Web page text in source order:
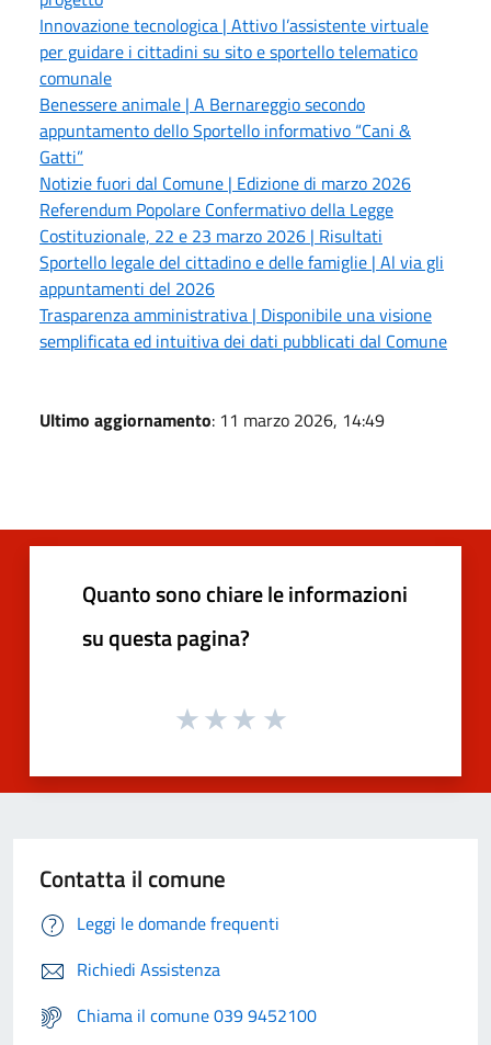
Innovazione tecnologica | Attivo l’assistente virtuale
per guidare i cittadini su sito e sportello telematico
comunale
Benessere animale | A Bernareggio secondo
appuntamento dello Sportello informativo “Cani &
Gatti”
Notizie fuori dal Comune | Edizione di marzo 2026
Referendum Popolare Confermativo della Legge
Costituzionale, 22 e 23 marzo 2026 | Risultati
Sportello legale del cittadino e delle famiglie | Al via gli
appuntamenti del 2026
Trasparenza amministrativa | Disponibile una visione
semplificata ed intuitiva dei dati pubblicati dal Comune
Ultimo aggiornamento: 11 marzo 2026, 14:49
Quanto sono chiare le informazioni
su questa pagina?
Contatta il comune
Leggi le domande frequenti
Richiedi Assistenza
Chiama il comune 039 9452100